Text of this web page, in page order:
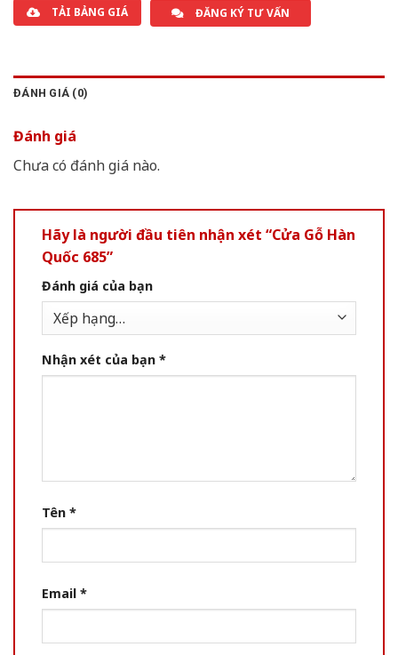
TẢI BẢNG GIÁ ĐĂNG KÝ TƯ VẤN
ĐÁNH GIÁ (0)
Đánh giá
Chưa có đánh giá nào.
Hãy là người đầu tiên nhận xét “Cửa Gỗ Hàn
Quốc 685”
Đánh giá của bạn
Nhận xét của bạn *
Tên *
Email *